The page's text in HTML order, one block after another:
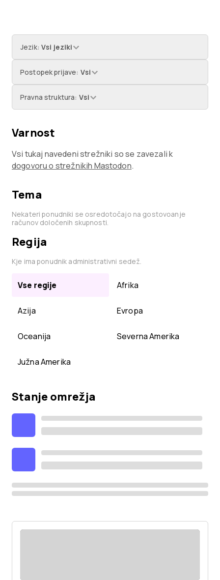
Jezik: Vsi jeziki
Postopek prijave: Vsi
Pravna struktura: Vsi
Varnost
Vsi tukaj navedeni strežniki so se zavezali k
dogovoru o strežnikih Mastodon.
Tema
Nekateri ponudniki se osredotočajo na gostovoanje
računov določenih skupnosti.
Regija
Kje ima ponudnik administrativni sedež.
Vse regije Afrika
Azija Evropa
Oceanija Severna Amerika
Južna Amerika
Stanje omrežja